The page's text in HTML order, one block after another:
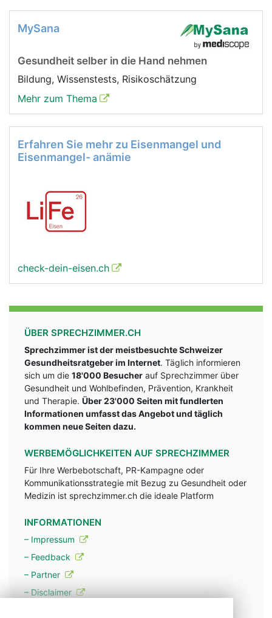
MySana
Gesundheit selber in die Hand nehmen
Bildung, Wissenstests, Risikoschätzung
Mehr zum Thema
Erfahren Sie mehr zu Eisenmangel und
Eisenmangel- anämie
check-dein-eisen.ch
ÜBER SPRECHZIMMER.CH
Sprechzimmer ist der meistbesuchte Schweizer
Gesundheitsratgeber im Internet. Täglich informieren
sich um die 18'000 Besucher auf Sprechzimmer über
Gesundheit und Wohlbefinden, Prävention, Krankheit
und Therapie. Über 23'000 Seiten mit fundlerten
Informationen umfasst das Angebot und täglich
kommen neue Seiten dazu.
WERBEMÖGLICHKEITEN AUF SPRECHZIMMER
Für Ihre Werbebotschaft, PR-Kampagne oder
Kommunikationsstrategie mit Bezug zu Gesundheit oder
Medizin ist sprechzimmer.ch die ideale Platform
INFORMATIONEN
– Impressum
– Feedback
– Partner
– Disclaimer